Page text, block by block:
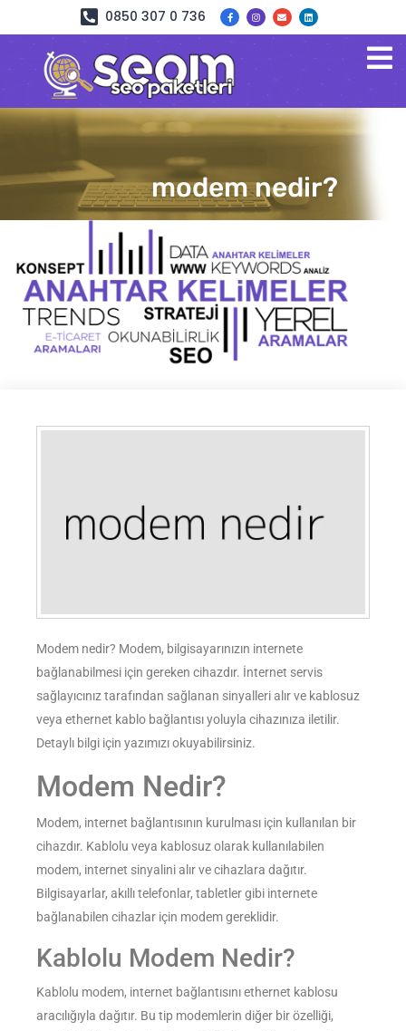
0850 307 0 736
modem nedir?
Modem nedir? Modem, bilgisayarınızın internete
bağlanabilmesi için gereken cihazdır. İnternet servis
sağlayıcınız tarafından sağlanan sinyalleri alır ve kablosuz
veya ethernet kablo bağlantısı yoluyla cihazınıza iletilir.
Detaylı bilgi için yazımızı okuyabilirsiniz.
Modem Nedir?
Modem, internet bağlantısının kurulması için kullanılan bir
cihazdır. Kablolu veya kablosuz olarak kullanılabilen
modem, internet sinyalini alır ve cihazlara dağıtır.
Bilgisayarlar, akıllı telefonlar, tabletler gibi internete
bağlanabilen cihazlar için modem gereklidir.
Kablolu Modem Nedir?
Kablolu modem, internet bağlantısını ethernet kablosu
aracılığıyla dağıtır. Bu tip modemlerin diğer bir özelliği,